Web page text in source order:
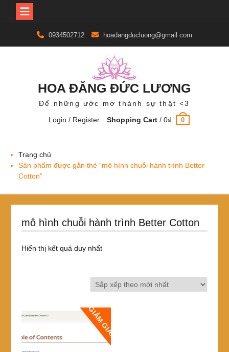
content
0934502712 hoadangducluong@gmail.com
HOA ĐĂNG ĐỨC LƯƠNG
Để những ước mơ thành sự thật <3
Login / Register
Shopping Cart /0₫ 0
Trang chủ
Sản phẩm được gắn thẻ “mô hình chuỗi hành trình Better
Cotton”
mô hình chuỗi hành trình Better Cotton
Hiển thị kết quả duy nhất
GIẢM GIÁ!